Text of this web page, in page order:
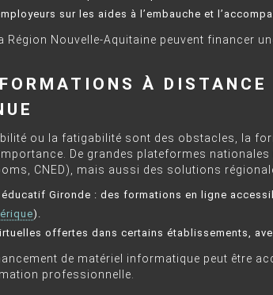
sur les aides à l’embauche et
la Région Nouvelle-Aquitaine peuvent financer
À DISTANCE
ou la fatigabilité sont des obstacles, la
De grandes plateformes nationales
CNED), mais aussi des solutions
éducatif Gironde : des formations en ligne
).
offertes dans certains établissements,
de matériel informatique peut être
professionnelle.